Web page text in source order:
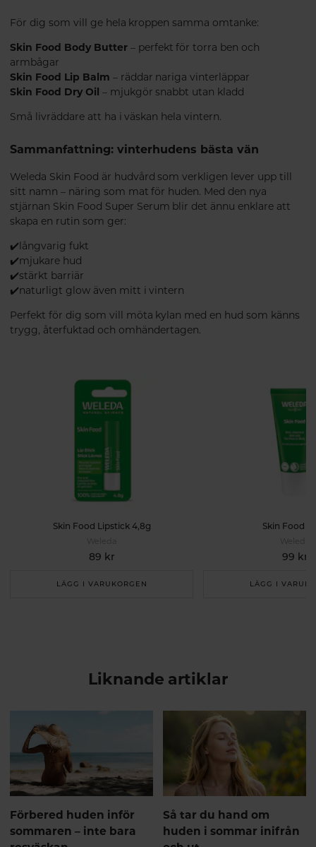
För dig som vill ge hela kroppen samma omtanke:
Skin Food Body Butter– perfekt för torra ben och
armbågar
Skin Food Lip Balm – räddar nariga vinterläppar
Skin Food Dry Oil – mjukgör snabbt utan kladd
Små livräddare att ha i väskan hela vintern.
Sammanfattning: vinterhudens bästa vän
Weleda Skin Food är hudvård som verkligen lever upp till
sitt namn – näring som mat för huden. Med den nya
stjärnan Skin Food Super Serum blir det ännu enklare att
skapa en rutin som ger:
✔️långvarig fukt
✔️mjukare hud
✔️stärkt barriär
✔️naturligt glow även mitt i vintern
Perfekt för dig som vill möta kylan med en hud som känns
trygg, återfuktad och omhändertagen.
Skin Food Lipstick 4,8g
Weleda
89 kr
LÄGG I VARUKORGEN
Skin Food
Weleda
99 kr
LÄGG I
Liknande artiklar
Förbered huden inför
sommaren – inte bara
Så tar du hand om
huden i sommar inifrån